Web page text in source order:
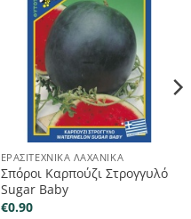
ΕΡΑΣΙΤΕΧΝΙΚΆ ΛΑΧΑΝΙΚΆ
Σπόροι Καρπούζι Στρογγυλό
Sugar Baby
€0.90